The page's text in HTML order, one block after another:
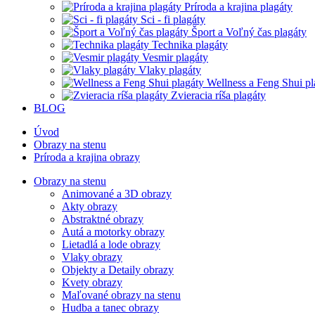
Príroda a krajina plagáty
Sci - fi plagáty
Šport a Voľný čas plagáty
Technika plagáty
Vesmir plagáty
Vlaky plagáty
Wellness a Feng Shui
Zvieracia ríša plagáty
BLOG
Úvod
Obrazy na stenu
Príroda a krajina obrazy
Obrazy na stenu
Animované a 3D obrazy
Akty obrazy
Abstraktné obrazy
Autá a motorky obrazy
Lietadlá a lode obrazy
Vlaky obrazy
Objekty a Detaily obrazy
Kvety obrazy
Maľované obrazy na stenu
Hudba a tanec obrazy